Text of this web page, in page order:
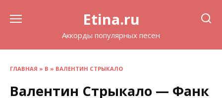
Etina.ru
Аккорды популярных песен
ГЛАВНАЯ » В » ВАЛЕНТИН СТРЫКАЛО
Валентин Стрыкало — Фанк